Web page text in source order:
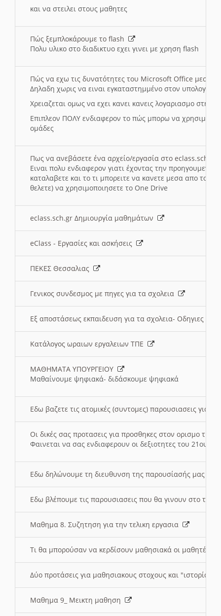
και να στειλει στους μαθητες
Πώς ξεμπλοκάρουμε το flash
Πολυ υλικο στο διαδικτυο εχει γινει με χρηση flash
Πώς να εχω τις δυνατότητες του Microsoft Office μεσω
Δηλαδη χωρις να ειναι εγκαταστημμένο στον
Χρειαζεται ομως να εχει κανει κανεις λογαριασμο στη
Επιπλεον ΠΟΛΥ ενδιαφερον το πώς μπορω να
ομάδες
Πως να ανεβάσετε ένα αρχείο/εργασία στο eclass.sch.gr
Ειναι πολυ ενδιαφερον γιατι έχοντας την
καταλαβετε και το τι μπορειτε να κανετε μεσα απο το
θελετε) να χρησιμοποιησετε το One Drive
eclass.sch.gr Δημιουργία μαθημάτων
eClass - Εργασίες και ασκήσεις
ΠΕΚΕΣ Θεσσαλιας
Γενικος συνδεσμος με πηγες για τα σχολεια
Εξ αποστάσεως εκπαιδευση για τα σχολεια- Οδηγιες
Κατάλογος ωραιων εργαλειων ΤΠΕ
ΜΑΘΗΜΑΤΑ ΥΠΟΥΡΓΕΙΟΥ
Μαθαίνουμε ψηφιακά- διδάσκουμε ψηφιακά
Εδω βαζετε τις ατομικές (συντομες) παρουσιασεις για
Οι δικές σας προτασεις για προσθηκες στον ορισμο
Φαινεται να σας ενδιαφερουν οι δεξιοτητες του 21ου
Εδω δηλώνουμε τη διευθυνση της παρουσίασής μας
Εδω βλέπουμε τις παρουσιασεις που θα γινουν στο
Μαθημα 8. Συζητηση για την τελικη εργασια
Τι θα μπορούσαν να κερδίσουν μαθησιακά οι μαθητές/
Δύο προτάσεις για μαθησιακους στοχους και "ιστορία"
Μαθημα 9_ Μεικτη μαθηση